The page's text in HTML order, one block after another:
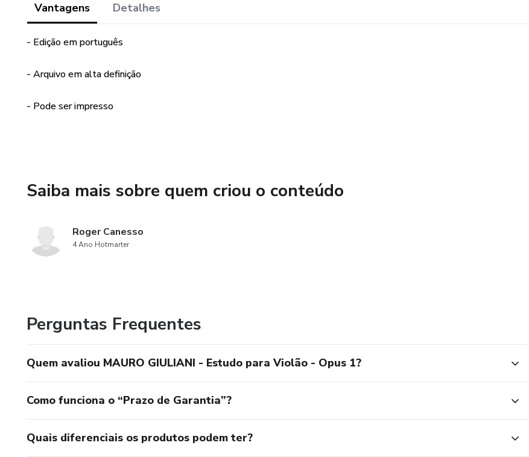
Vantagens Detalhes
- Edição em português
- Arquivo em alta definição
- Pode ser impresso
Saiba mais sobre quem criou o conteúdo
Roger Canesso
4 Ano Hotmarter
Perguntas Frequentes
Quem avaliou MAURO GIULIANI - Estudo para Violão - Opus 1?
Como funciona o “Prazo de Garantia”?
Quais diferenciais os produtos podem ter?